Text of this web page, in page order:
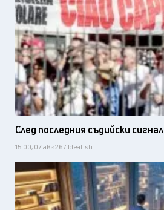
След последния съдийски сигнал
15:00, 07 авг 26 / Idealisti